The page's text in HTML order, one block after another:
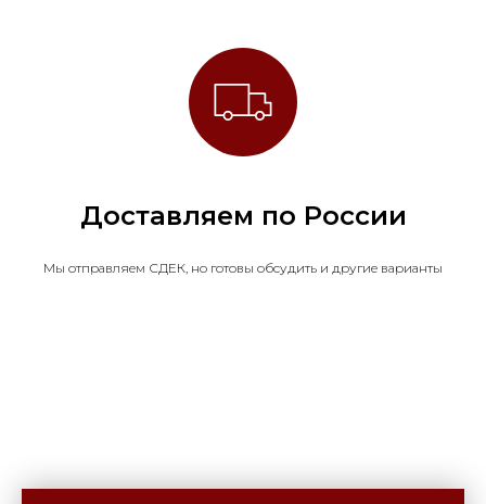
Доставляем по России
Мы отправляем СДЕК, но готовы обсудить и другие варианты